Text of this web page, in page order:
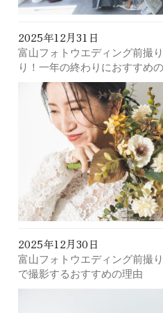
2025年12月31日
富山フォトウエディング前撮
り！一年の終わりにおすすめ
2025年12月30日
富山フォトウエディング前撮
で撮影するおすすめの理由